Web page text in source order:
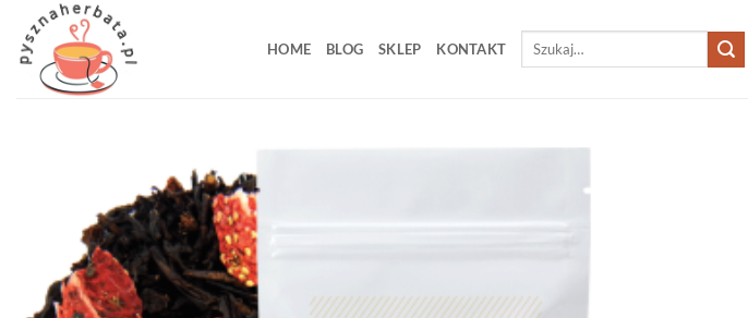
Przewiń
zawartości
HOME BLOG SKLEP KONTAKT
Szukaj: